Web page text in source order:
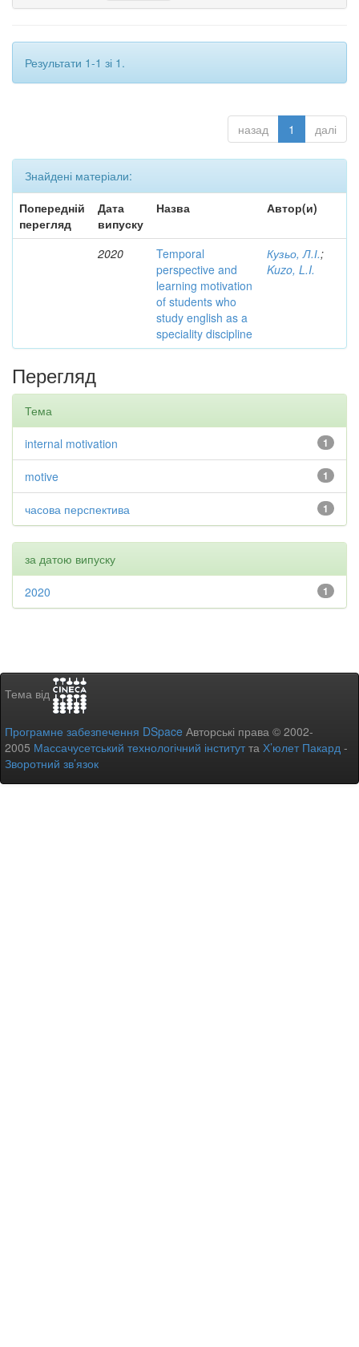
Результати 1-1 зі 1.
назад 1 далі
Знайдені матеріали:
Попередній
перегляд
Дата
випуску
Назва Автор(и)
2020
Temporal
perspective and
learning motivation
of students who
study english as a
speciality discipline
Кузьо, Л.І.;
Kuzo, L.I.
Перегляд
Тема
1
internal motivation
1
motive
1
часова перспектива
за датою випуску
1
2020
Тема від
Програмне забезпечення DSpace Авторські права © 2002-
2005 Массачусетський технологічний інститутта Х’юлет Пакард -
Зворотний зв’язок